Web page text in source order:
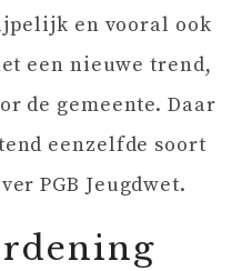
en vooral ook
een nieuwe trend,
de gemeente. Daar
eenzelfde soort
PGB Jeugdwet.